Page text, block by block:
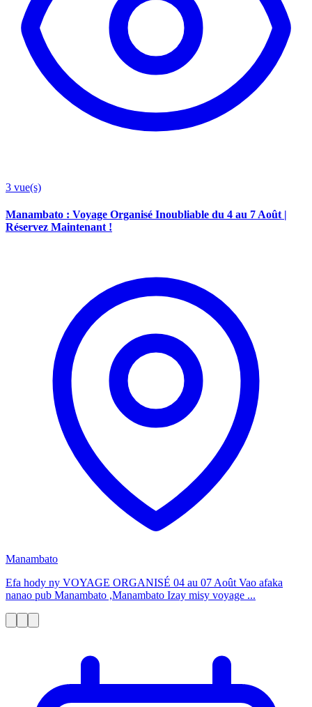
3 vue(s)
Manambato : Voyage Organisé Inoubliable du 4 au 7 Août |
Réservez Maintenant !
Manambato
Efa hody ny VOYAGE ORGANISÉ 04 au 07 Août Vao afaka
nanao pub Manambato ,Manambato Izay misy voyage ...